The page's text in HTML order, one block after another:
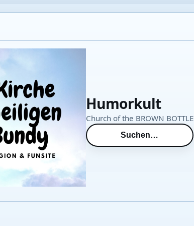
Humorkult
Church of the BROWN BOTTLE
Suchen…